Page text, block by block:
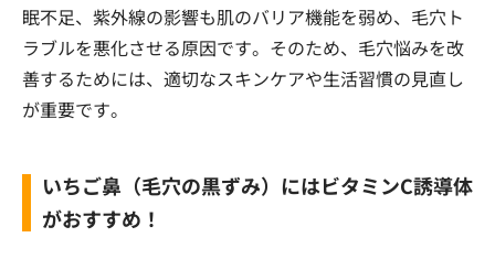
眠不足、紫外線の影響も肌のバリア機能を弱め、毛穴ト
ラブルを悪化させる原因です。そのため、毛穴悩みを改
善するためには、適切なスキンケアや生活習慣の見直し
が重要です。
いちご鼻（毛穴の黒ずみ）にはビタミンC誘導体
がおすすめ！